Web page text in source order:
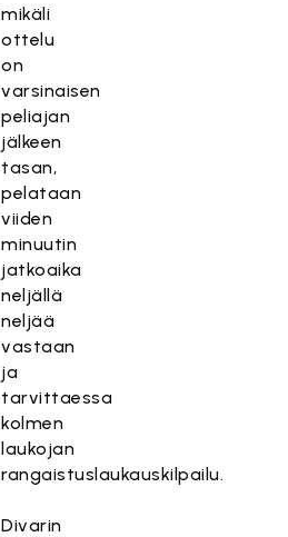
mikäli
ottelu
on
varsinaisen
peliajan
jälkeen
tasan,
pelataan
viiden
minuutin
jatkoaika
neljällä
neljää
vastaan
ja
tarvittaessa
kolmen
laukojan
rangaistuslaukauskilpailu.
Divarin